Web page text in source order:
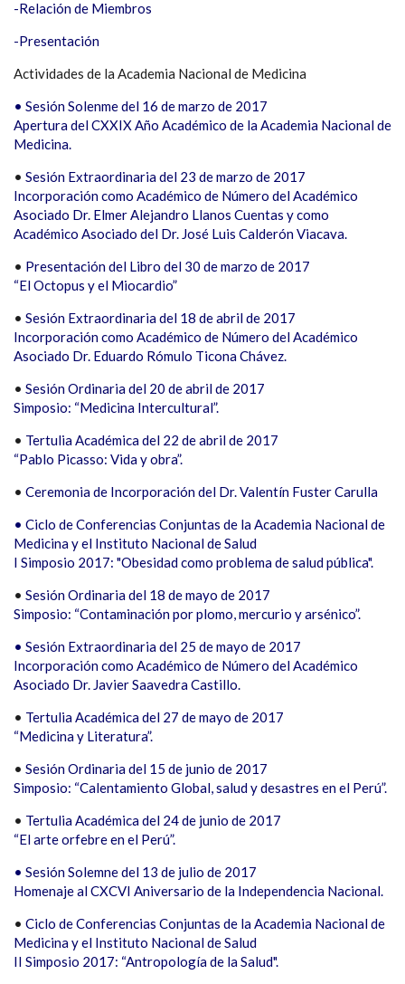
-Relación de Miembros
-Presentación
Actividades de la Academia Nacional de Medicina
• Sesión Solenme del 16 de marzo de 2017
Apertura del CXXIX Año Académico de la Academia Nacional de
Medicina.
• Sesión Extraordinaria del 23 de marzo de 2017
Incorporación como Académico de Número del Académico
Asociado Dr. Elmer Alejandro Llanos Cuentas y como
Académico Asociado del Dr. José Luis Calderón Viacava.
• Presentación del Libro del 30 de marzo de 2017
“El Octopus y el Miocardio”
• Sesión Extraordinaria del 18 de abril de 2017
Incorporación como Académico de Número del Académico
Asociado Dr. Eduardo Rómulo Ticona Chávez.
• Sesión Ordinaria del 20 de abril de 2017
Simposio: “Medicina Intercultural”.
• Tertulia Académica del 22 de abril de 2017
“Pablo Picasso: Vida y obra”.
• Ceremonia de Incorporación del Dr. Valentín Fuster Carulla
• Ciclo de Conferencias Conjuntas de la Academia Nacional de
Medicina y el Instituto Nacional de Salud
I Simposio 2017: "Obesidad como problema de salud pública".
• Sesión Ordinaria del 18 de mayo de 2017
Simposio: “Contaminación por plomo, mercurio y arsénico”.
• Sesión Extraordinaria del 25 de mayo de 2017
Incorporación como Académico de Número del Académico
Asociado Dr. Javier Saavedra Castillo.
• Tertulia Académica del 27 de mayo de 2017
“Medicina y Literatura”.
• Sesión Ordinaria del 15 de junio de 2017
Simposio: “Calentamiento Global, salud y desastres en el Perú”.
• Tertulia Académica del 24 de junio de 2017
“El arte orfebre en el Perú”.
• Sesión Solemne del 13 de julio de 2017
Homenaje al CXCVI Aniversario de la Independencia Nacional.
• Ciclo de Conferencias Conjuntas de la Academia Nacional de
Medicina y el Instituto Nacional de Salud
II Simposio 2017: “Antropología de la Salud".